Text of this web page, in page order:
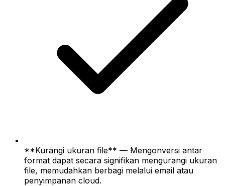
**Kurangi ukuran file** — Mengonversi antar
format dapat secara signifikan mengurangi ukuran
file, memudahkan berbagi melalui email atau
penyimpanan cloud.